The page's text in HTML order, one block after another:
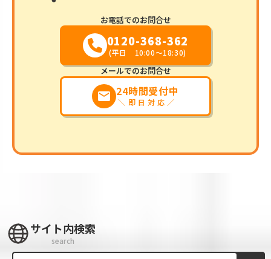
お電話でのお問合せ
0120-368-362
(平日 10:00～18:30)
メールでのお問合せ
markunread 24時間受付中
＼即日対応／
サイト内検索
search